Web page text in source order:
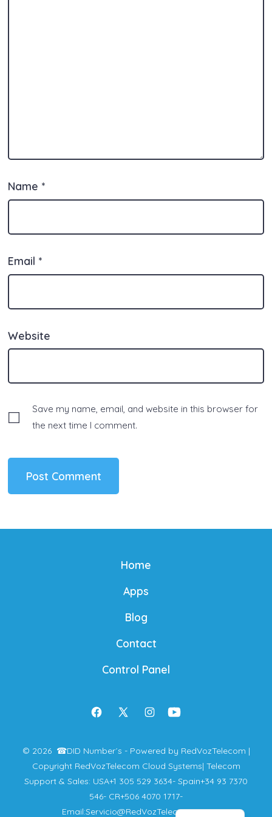
Name *
Email *
Website
Save my name, email, and website in this browser for
the next time I comment.
Home
Apps
Blog
Contact
Control Panel
Open
in
a
new
Open
a
new
Open
in
a
new
Open
in
a
new
© 2026 ☎DID Number´s - Powered by RedVozTelecom |
Copyright RedVozTelecom Cloud Systems| Telecom
Support & Sales: USA+1 305 529 3634- Spain+34 93 7370
546- CR+506 4070 1717-
Email:Servicio@RedVozTelecom.com
French